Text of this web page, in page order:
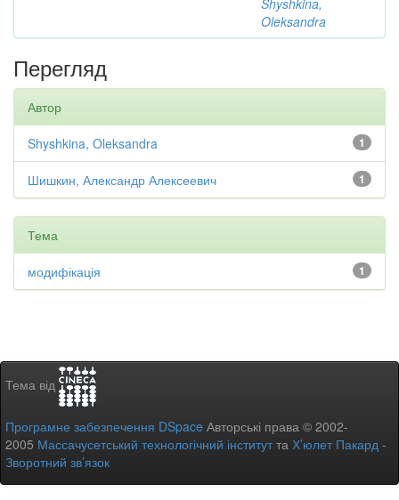
Shyshkina,
Oleksandra
Перегляд
Автор
1
Shyshkina, Oleksandra
1
Шишкин, Александр Алексеевич
Тема
1
модифікація
Тема від
Програмне забезпечення DSpace Авторські права © 2002-
2005 Массачусетський технологічний інститутта Х’юлет Пакард -
Зворотний зв’язок